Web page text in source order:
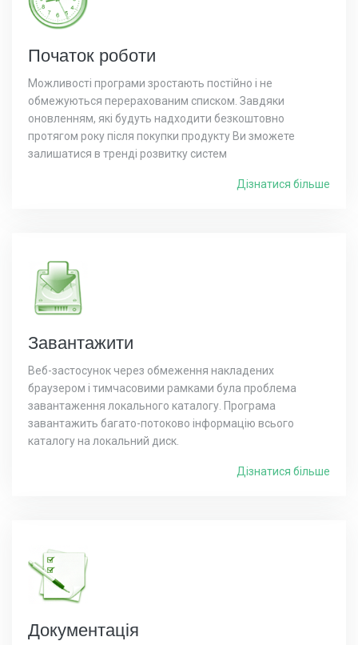
Початок роботи
Можливості програми зростають постійно і не
обмежуються перерахованим списком. Завдяки
оновленням, які будуть надходити безкоштовно
протягом року після покупки продукту Ви зможете
залишатися в тренді розвитку систем
Дізнатися більше
Завантажити
Веб-застосунок через обмеження накладених
браузером і тимчасовими рамками була проблема
завантаження локального каталогу. Програма
завантажить багато-потоково інформацію всього
каталогу на локальний диск.
Дізнатися більше
Документація